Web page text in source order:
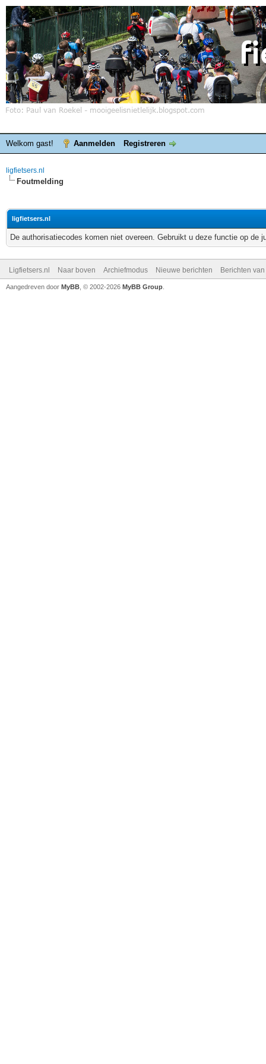
Welkom gast! Aanmelden Registreren
ligfietsers.nl
Foutmelding
ligfietsers.nl
De authorisatiecodes komen niet overeen. Gebruikt u deze functie op de
Ligfietsers.nl Naar boven Archiefmodus Nieuwe berichten Berichten
Aangedreven door MyBB , © 2002-2026 MyBB Group